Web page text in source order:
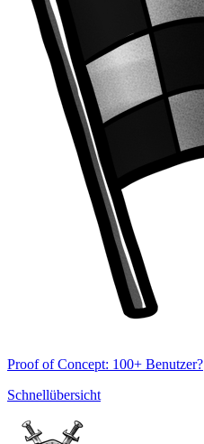
Proof of Concept: 100+ Benutzer?
Schnellübersicht